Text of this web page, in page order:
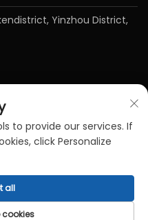
Yinzhou District,
Devices Co., LTD. Alle
-
to provide our services. If
click Personalize
cookies
all